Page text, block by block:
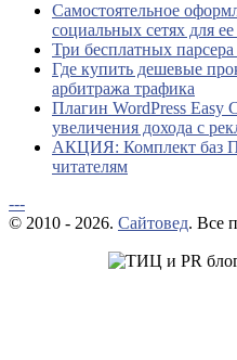
Самостоятельное
социальных сетях для
Три бесплатных
Где купить дешевые
арбитража трафика
Плагин WordPress Easy
увеличения дохода с
АКЦИЯ: Комплект баз
читателям
---
© 2010 - 2026. Сайтовед. Все